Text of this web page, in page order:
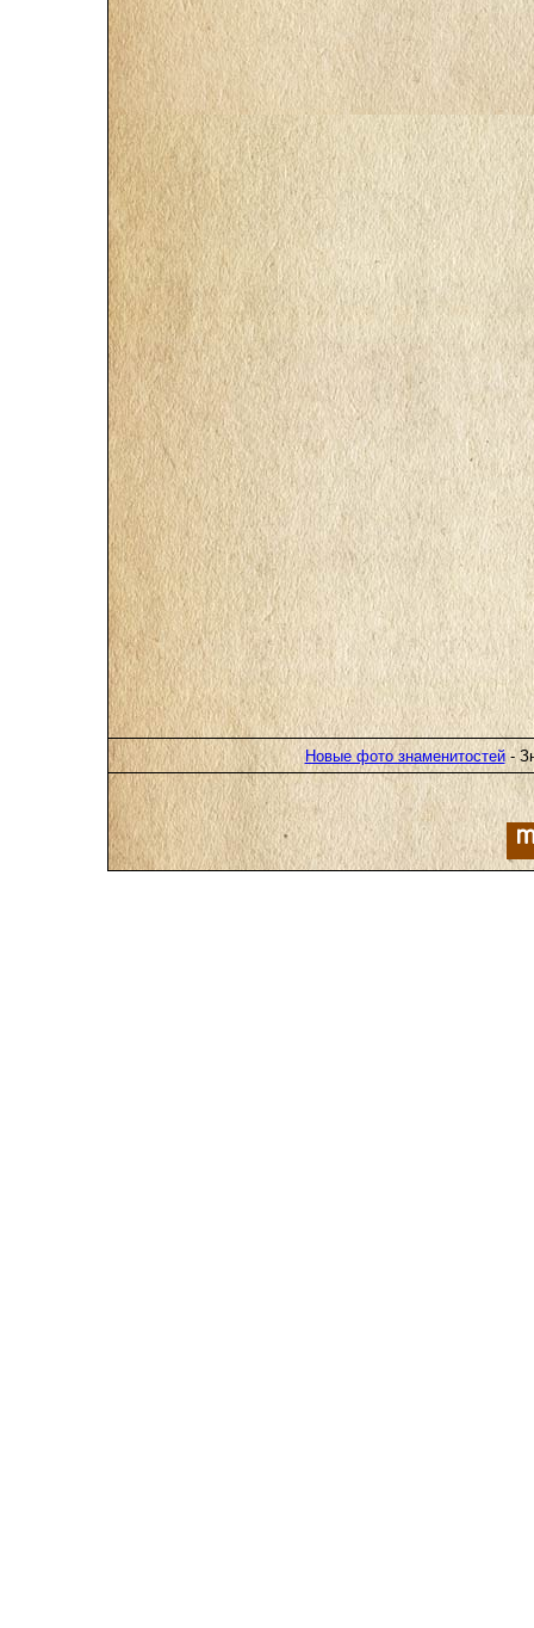
Новые фото знаменитостей-